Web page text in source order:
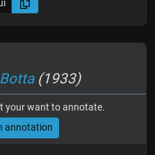
(1933)
your want to annotate.
annotation